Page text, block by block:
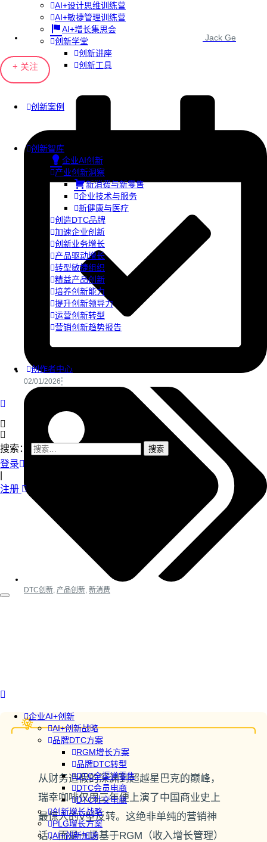
AI+设计思维训练营
AI+敏捷管理训练营
AI+增长集思会
创新学堂
创新讲座
创新工具
创新案例
创新智库
企业AI创新
产业创新洞察
新消费与新零售
企业技术与服务
新健康与医疗
创造DTC品牌
加速企业创新
创新业务增长
产品驱动增长
转型敏捷组织
精益产品创新
培养创新能力
提升创新领导力
运营创新转型
营销创新趋势报告
创作者中心
搜索：
登录
注册
企业AI+创新
AI+创新战略
品牌DTC方案
RGM增长方案
品牌DTC转型
DTC全渠道零售
DTC会员电商
DTC社交电商
创新增长战略
PLG增长方案
AI+创新加速
Jack Ge
+ 关注
02/01/2026
DTC创新 产品创新 新消费
从财务造假的深渊到超越星巴克的巅峰，
瑞幸咖啡仅用三年便上演了中国商业史上
最惊人的V型反转。这绝非单纯的营销神
话，而是一场基于RGM（收入增长管理）